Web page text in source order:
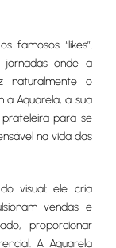
famosos “likes”.
onde a
naturalmente o
a Aquarela, a sua
para se
na vida das
visual: ele cria
vendas e
proporcionar
A Aquarela